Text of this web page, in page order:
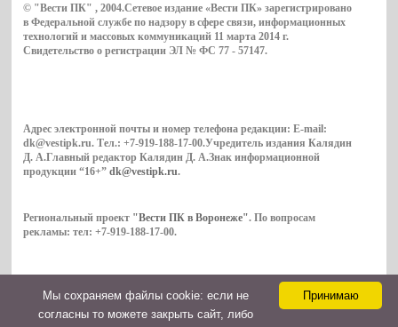
© "Вести ПК" , 2004.Сетевое издание «Вести ПК» зарегистрировано
в Федеральной службе по надзору в сфере связи, информационных
технологий и массовых коммуникаций 11 марта 2014 г.
Свидетельство о регистрации ЭЛ № ФС 77 - 57147.
Адрес электронной почты и номер телефона редакции: E-mail:
dk@vestipk.ru. Тел.: +7-919-188-17-00.Учредитель издания Калядин
Д. А.Главный редактор Калядин Д. А.Знак информационной
продукции “16+”dk@vestipk.ru.
Региональный проект "Вести ПК в Воронеже". По вопросам
рекламы: тел: +7-919-188-17-00.
Copyright © 2026. ВестиПК в Воронеже
Контакты
Принимаю
Мы cохраняем файлы cookie: если не
согласны то можете закрыть сайт, либо